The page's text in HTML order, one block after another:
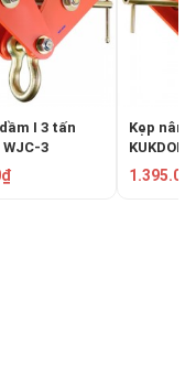
I 3 tấn
WJC-3
Kẹp